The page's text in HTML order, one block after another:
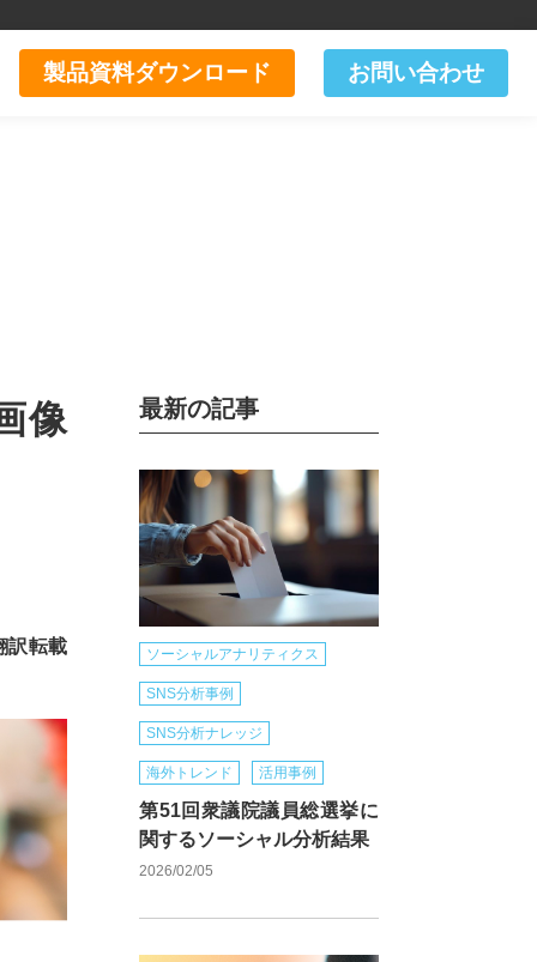
製品資料ダウンロード お問い合わせ
像
訳転載
最新の記事
ソーシャルアナリティクス
SNS分析事例
SNS分析ナレッジ
海外トレンド 活用事例
第51回衆議院議員総選挙に
関するソーシャル分析結果
2026/02/05